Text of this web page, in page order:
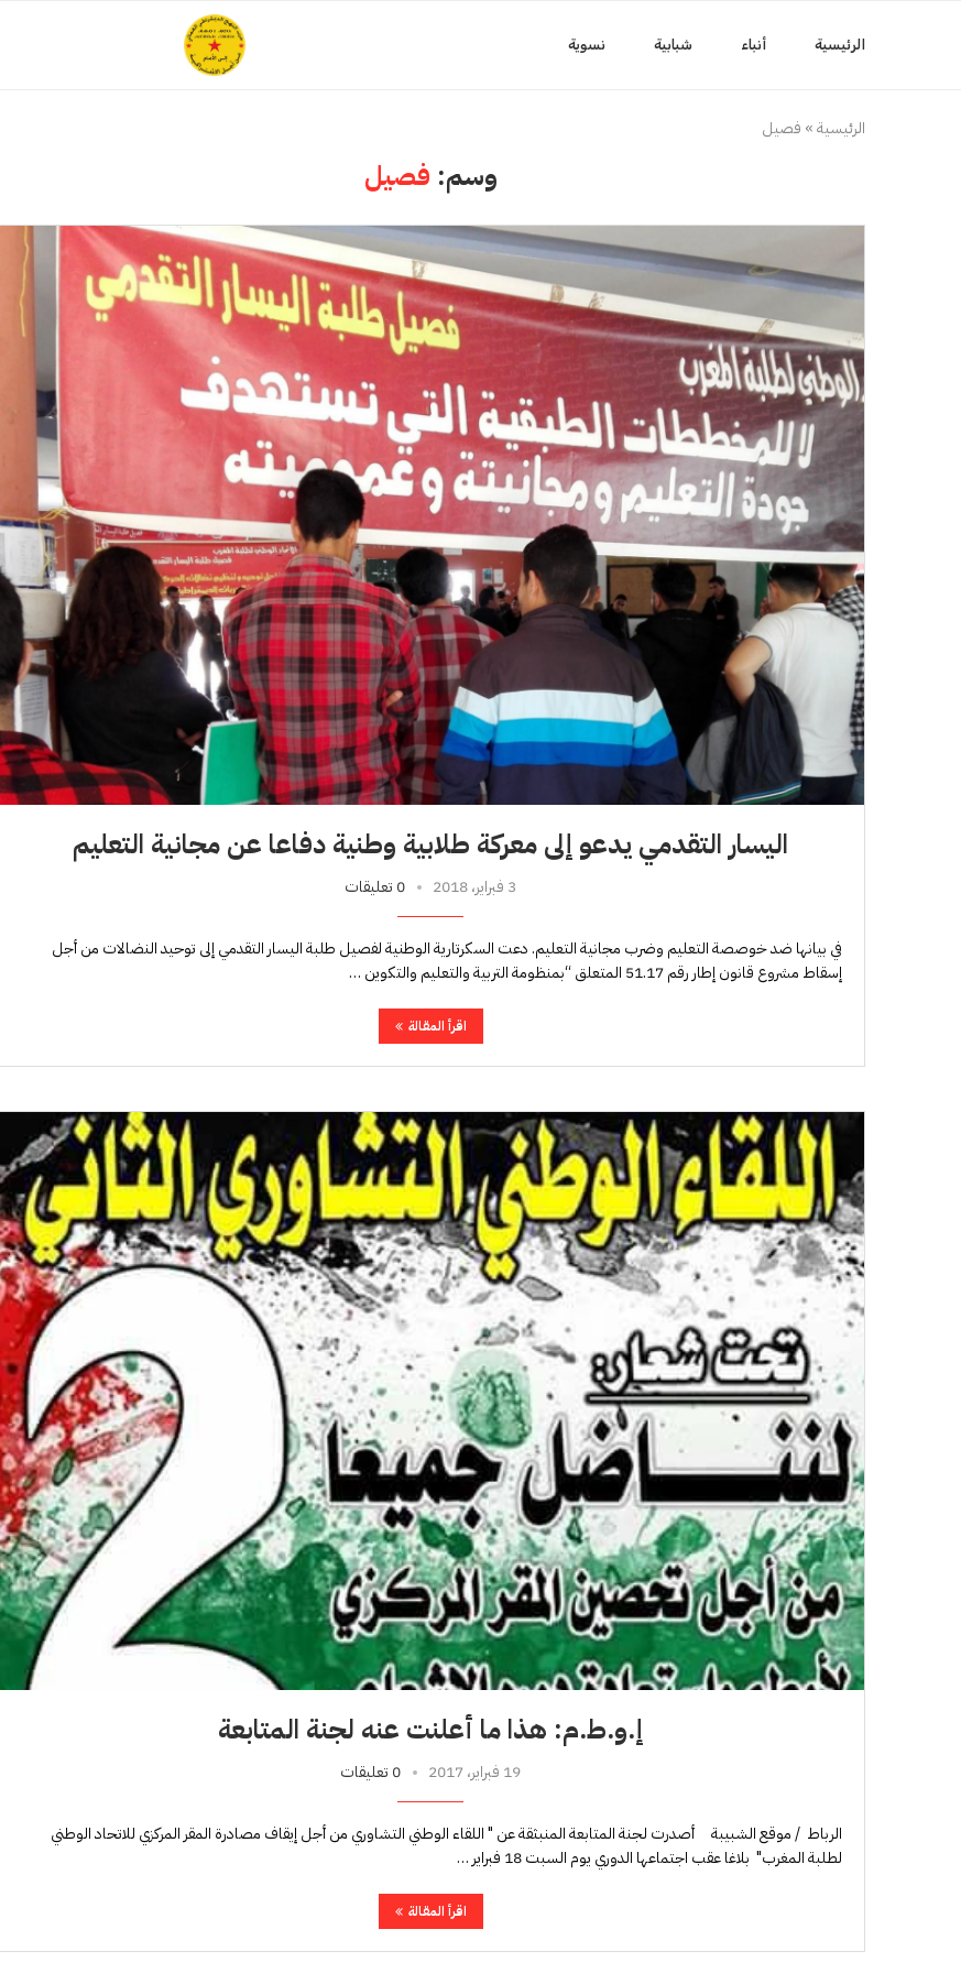
الرئيسية أنباء شبابية نسوية
الرئيسية» فصيل
وسم: فصيل
اليسار التقدمي يدعو إلى معركة طلابية وطنية دفاعا عن مجانية التعليم
3 فبراير، 2018 0 تعليقات
في بيانها ضد خوصصة التعليم وضرب مجانية التعليم. دعت السكرتارية الوطنية لفصيل طلبة اليسار التقدمي إلى توحيد النضالات من أجل
إسقاط مشروع قانون إطار رقم 51.17 المتعلق “بمنظومة التربية والتعليم والتكوين …
اقرأ المقالة
إ.و.ط.م: هذا ما أعلنت عنه لجنة المتابعة
19 فبراير، 2017 0 تعليقات
الرباط / موقع الشبيبة أصدرت لجنة المتابعة المنبثقة عن " اللقاء الوطني التشاوري من أجل إيقاف مصادرة المقر المركزي للاتحاد الوطني
لطلبة المغرب" بلاغا عقب اجتماعها الدوري يوم السبت 18 فبراير …
اقرأ المقالة